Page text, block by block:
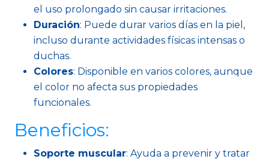
el uso prolongado sin causar irritaciones.
Duración: Puede durar varios días en la piel,
incluso durante actividades físicas intensas o
duchas.
Colores: Disponible en varios colores, aunque
el color no afecta sus propiedades
funcionales.
Beneficios:
Soporte muscular: Ayuda a prevenir y tratar